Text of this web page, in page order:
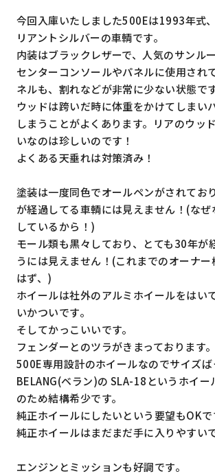
今回入庫いたしました500Eは1993年式
リアントシルバーの車輌です。
内装はブラックレザーで、人気のサンル
センターコンソールやパネルに使用され
ネルも、割れなどが非常に少ない状態で
ウッドは跨いだ時に体重をかけてしまい
しまうことがよくあります。リアのウッ
いなのは珍しいのです！
よくある天垂れは対策済み！
塗装は一度同色でオールペンがされてお
が経過してる車輌には見えません！(なぜ
しているから！)
モール類も黒々しており、とても30年が
うには見えません！(これまでのオーナー
はず、)
ホイールは社外のアルミホイールをはい
いかついです。
そしてかっこいいです。
フェンダーとのツラがきまっております。
500E専用設計のホイールなのでサイズば
BELANG(ベラン)の SLA-18というホイー
のため結構希少です。
純正ホイールにしたいという要望もOKで
純正ホイールはまだまだ手に入りやすい
エンジンとミッションも好調です。